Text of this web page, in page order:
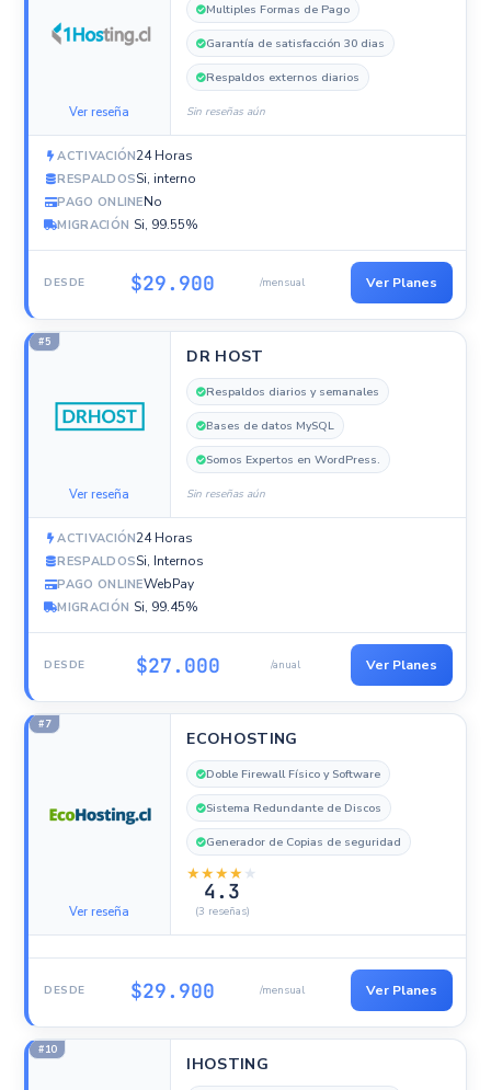
Ver reseña
Multiples Formas de Pago
Garantía de satisfacción 30 dias
Respaldos externos diarios
ACTIVACIÓN24 Horas
RESPALDOSSi, interno
PAGO ONLINENo
MIGRACIÓN Si, 99.55%
Sin reseñas aún
DESDE $29.900 /mensual Ver Planes
#5
Ver reseña
DR HOST
Respaldos diarios y semanales
Bases de datos MySQL
Somos Expertos en WordPress.
ACTIVACIÓN24 Horas
RESPALDOSSi, Internos
PAGO ONLINEWebPay
MIGRACIÓN Si, 99.45%
Sin reseñas aún
DESDE $27.000 /anual Ver Planes
#7
Ver reseña
ECOHOSTING
Doble Firewall Físico y Software
Sistema Redundante de Discos
Generador de Copias de seguridad
★★★★ ★
4.3
(3 reseñas)
DESDE $29.900 /mensual Ver Planes
#10
IHOSTING